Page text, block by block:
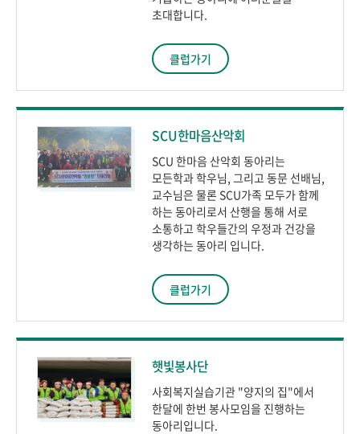
초대합니다.
클럽가기
SCU한마음산악회
SCU 한마음 산악회 동아리는
모든학과 학우님, 그리고 동문 선배님,
교수님은 물론 SCU가족 모두가 함께
하는 동아리로서 산행을 통해 서로
소통하고 학우들간의 우정과 건강을
생각하는 동아리 입니다.
클럽가기
햇빛봉사단
사회복지실습기관 "양지의 집"에서
한달에 한번 봉사모임을 진행하는
동아리입니다.